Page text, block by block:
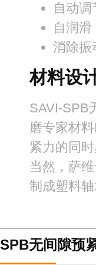
自动
自润滑
消除振
材料设
SAVI-SPB
磨专家材
紧力的同
当然，萨
制成塑料轴
SPB无间隙预